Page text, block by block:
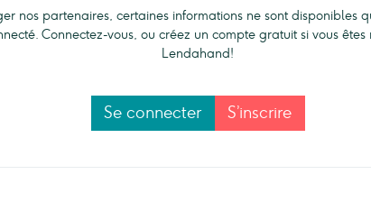
nos partenaires, certaines informations ne sont disponibles
Connectez-vous, ou créez un compte gratuit si vous êtes
Lendahand!
Se connecter S’inscrire